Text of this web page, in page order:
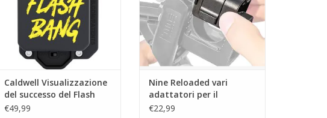
Caldwell Visualizzazione
del successo del Flash
Bang AR500
€49,99
Nine Reloaded vari
adattatori per il
caricatore del caricatore
€22,99